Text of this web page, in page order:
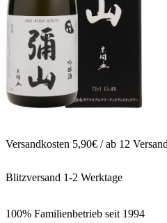
Versandkosten 5,90€ / ab 12
Blitzversand 1-2 Werktage
100% Familienbetrieb seit 1994